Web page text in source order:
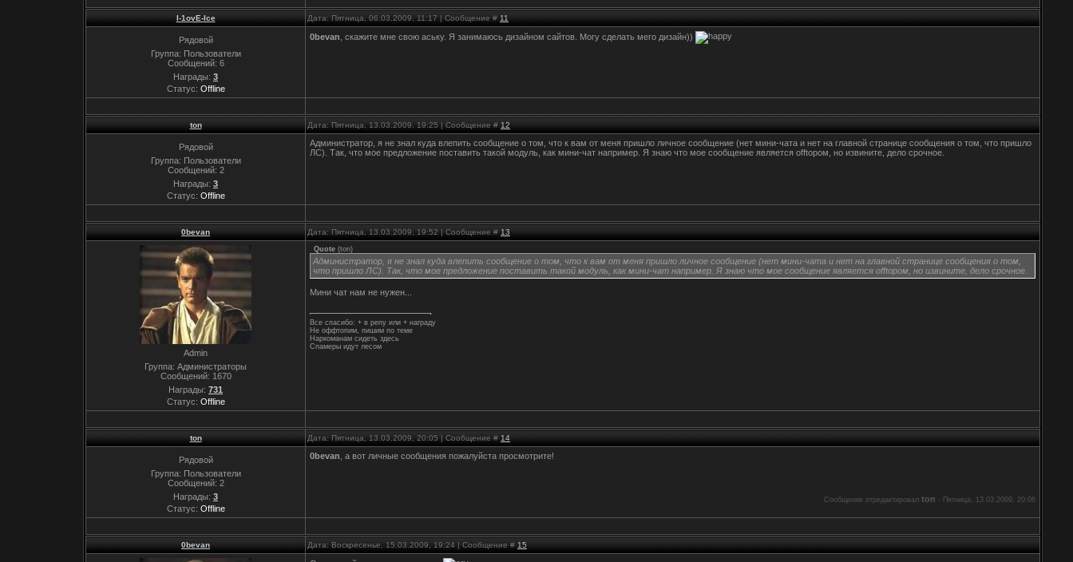
I-1ovE-Ice Дата: Пятница, 06.03.2009, 11:17 | Сообщение # 11
Рядовой
Группа: Пользователи
Сообщений: 6
Награды: 3
Статус: Offline
0bevan , скажите мне свою аську. Я занимаюсь дизайном сайтов. Могу сделать мего дизайн))
ton Дата: Пятница, 13.03.2009, 19:25 | Сообщение # 12
Рядовой
Группа: Пользователи
Сообщений: 2
Награды: 3
Статус: Offline
Администратор, я не знал куда влепить сообщение о том, что к вам от меня пришло личное сообщение (нет мини-чата и нет на главной странице сообщения о том, что пришло
ЛС). Так, что мое предложение поставить такой модуль, как мини-чат например. Я знаю что мое сообщение является offtopом, но извините, дело срочное.
0bevan Дата: Пятница, 13.03.2009, 19:52 | Сообщение # 13
Admin
Группа: Администраторы
Сообщений: 1670
Награды: 731
Статус: Offline
Quote (ton)
Администратор, я не знал куда влепить сообщение о том, что к вам от меня пришло личное сообщение (нет мини-чата и нет на главной странице сообщения о том,
что пришло ЛС). Так, что мое предложение поставить такой модуль, как мини-чат например. Я знаю что мое сообщение является offtopом, но извините, дело срочное.
Мини чат нам не нужен...
Все спасибо: + в репу или + награду
Не оффтопим, пишим по теме
Наркоманам сидеть здесь
Спамеры идут лесом
ton Дата: Пятница, 13.03.2009, 20:05 | Сообщение # 14
Рядовой
Группа: Пользователи
Сообщений: 2
Награды: 3
Статус: Offline
0bevan , а вот личные сообщения пожалуйста просмотрите!
Сообщение отредактировал ton - Пятница, 13.03.2009, 20:06
0bevan Дата: Воскресенье, 15.03.2009, 19:24 | Сообщение # 15